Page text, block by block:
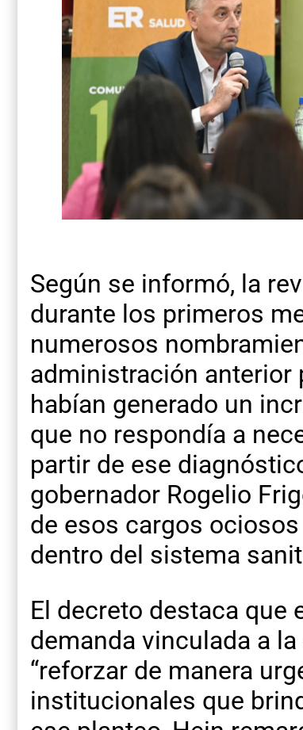
Según se informó, la
durante los primeros
numerosos
administración anterior
habían generado un
que no respondía a
partir de ese
gobernador Rogelio
de esos cargos
dentro del sistema
El decreto destaca que
demanda vinculada a
“reforzar de manera
institucionales que